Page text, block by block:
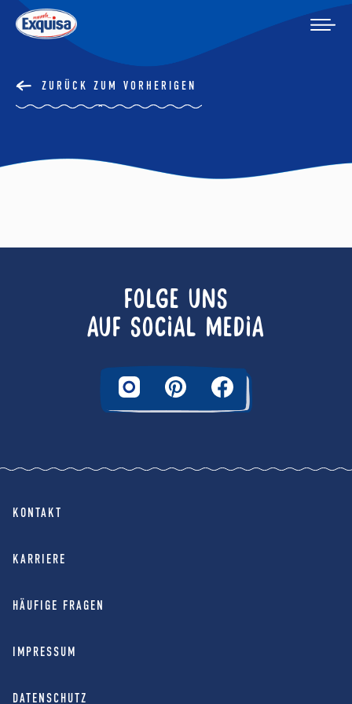
ZURÜCK ZUM VORHERIGEN
FOLGE UNS
AUF SOCIAL MEDIA
KONTAKT
KARRIERE
HÄUFIGE FRAGEN
IMPRESSUM
DATENSCHUTZ